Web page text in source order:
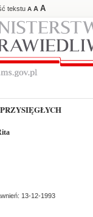
tekstu A A A
13-12-1993